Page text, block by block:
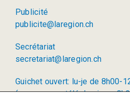
Publicité
publicite@laregion.ch
Secrétariat
secretariat@laregion.ch
Guichet ouvert: lu-je de 8h00-
(permanence téléphonique: